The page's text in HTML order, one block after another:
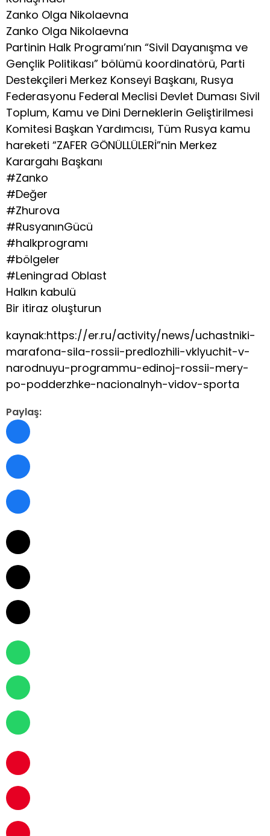
Zanko Olga Nikolaevna
Zanko Olga Nikolaevna
Partinin Halk Programı’nın “Sivil Dayanışma ve
Gençlik Politikası” bölümü koordinatörü, Parti
Destekçileri Merkez Konseyi Başkanı, Rusya
Federasyonu Federal Meclisi Devlet Duması Sivil
Toplum, Kamu ve Dini Derneklerin Geliştirilmesi
Komitesi Başkan Yardımcısı, Tüm Rusya kamu
hareketi “ZAFER GÖNÜLLÜLERİ”nin Merkez
Karargahı Başkanı
#Zanko
#Değer
#Zhurova
#RusyanınGücü
#halkprogramı
#bölgeler
#Leningrad Oblast
Halkın kabulü
Bir itiraz oluşturun
kaynak:https://er.ru/activity/news/uchastniki-
marafona-sila-rossii-predlozhili-vklyuchit-v-
narodnuyu-programmu-edinoj-rossii-mery-
po-podderzhke-nacionalnyh-vidov-sporta
Paylaş: